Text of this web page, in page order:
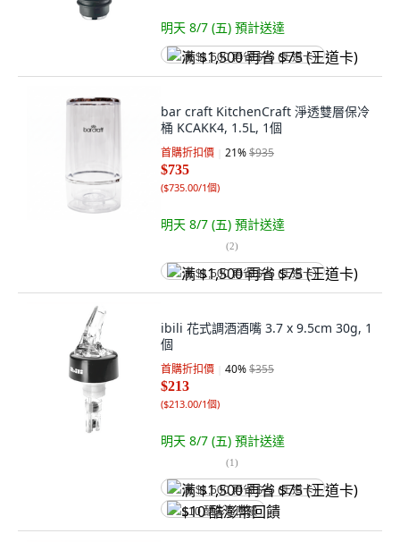
明天 8/7 (五) 預計送達
满 $1,500 再省 $75 (王道卡)
bar craft KitchenCraft 淨透雙層保冷
桶 KCAKK4, 1.5L, 1個
首購折扣價 21%$935
$735
($735.00/1個)
明天 8/7 (五) 預計送達
(2)
满 $1,500 再省 $75 (王道卡)
ibili 花式調酒酒嘴 3.7 x 9.5cm 30g, 1
個
首購折扣價 40%$355
$213
($213.00/1個)
明天 8/7 (五) 預計送達
(1)
满 $1,500 再省 $75 (王道卡)
$10 酷澎幣回饋